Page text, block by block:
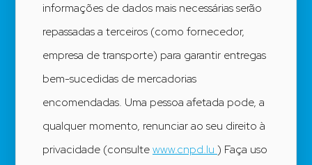
informações de dados mais necessárias serão
repassadas a terceiros (como fornecedor,
empresa de transporte) para garantir entregas
bem-sucedidas de mercadorias
encomendadas. Uma pessoa afetada pode, a
qualquer momento, renunciar ao seu direito à
privacidade (consultewww.cnpd.lu ) Faça uso